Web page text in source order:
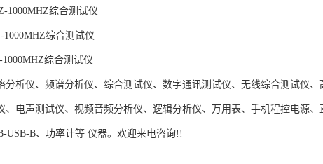
综合测试仪
综合测试仪
综合测试仪
分析仪、频谱分析仪、综合测试仪、数字通讯测试仪、无线综合测试仪、
、电声测试仪、视频音频分析仪、逻辑分析仪、万用表、手机程控电源
USB-B、功率计等 仪器。欢迎来电咨询!!